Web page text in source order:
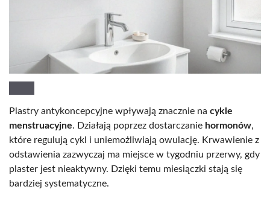
Plastry antykoncepcyjne wpływają znacznie na cykle
menstruacyjne. Działają poprzez dostarczanie hormonów,
które regulują cykl i uniemożliwiają owulację. Krwawienie z
odstawienia zazwyczaj ma miejsce w tygodniu przerwy, gdy
plaster jest nieaktywny. Dzięki temu miesiączki stają się
bardziej systematyczne.